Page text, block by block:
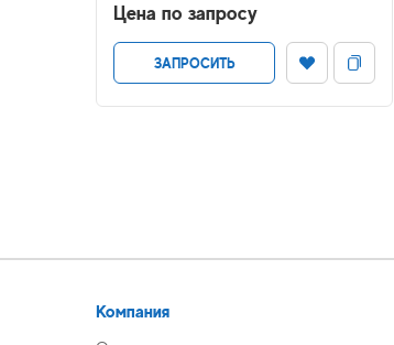
Цена по запросу
ЗАПРОСИТЬ
Компания